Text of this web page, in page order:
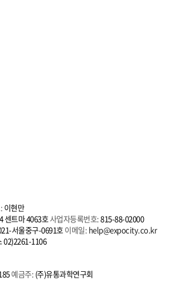
이현만
센트마 4063호사업자등록번호:815-88-02000
서울중구-0691호이메일: help@expocity.co.kr
02)2261-1106
예금주: (주)유통과학연구회